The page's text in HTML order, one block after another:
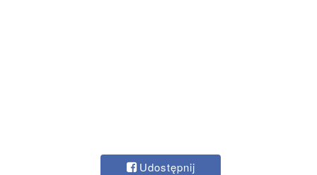
Udostępnij